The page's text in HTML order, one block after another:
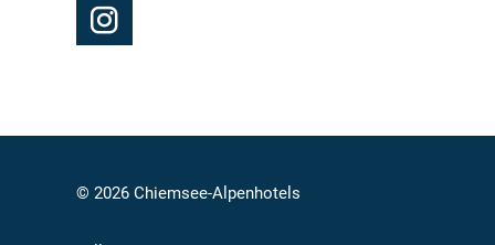
© 2026 Chiemsee-Alpenhotels